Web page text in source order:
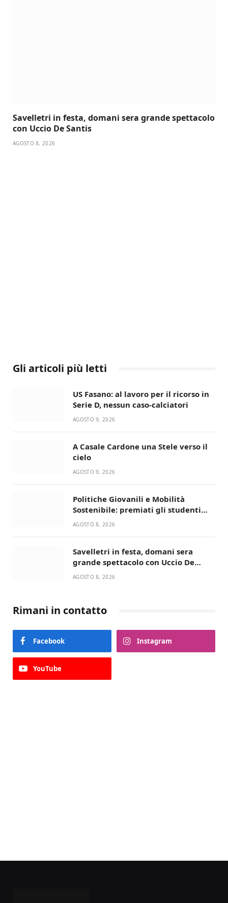
Savelletri in festa, domani sera grande spettacolo
con Uccio De Santis
AGOSTO 8, 2026
Gli articoli più letti
US Fasano: al lavoro per il ricorso in
Serie D, nessun caso-calciatori
AGOSTO 9, 2026
A Casale Cardone una Stele verso il
cielo
AGOSTO 9, 2026
Politiche Giovanili e Mobilità
Sostenibile: premiati gli studenti
universitari del bando “La strada
AGOSTO 8, 2026
Savelletri in festa, domani sera
grande spettacolo con Uccio De
Santis
AGOSTO 8, 2026
Rimani in contatto
Facebook Instagram
YouTube